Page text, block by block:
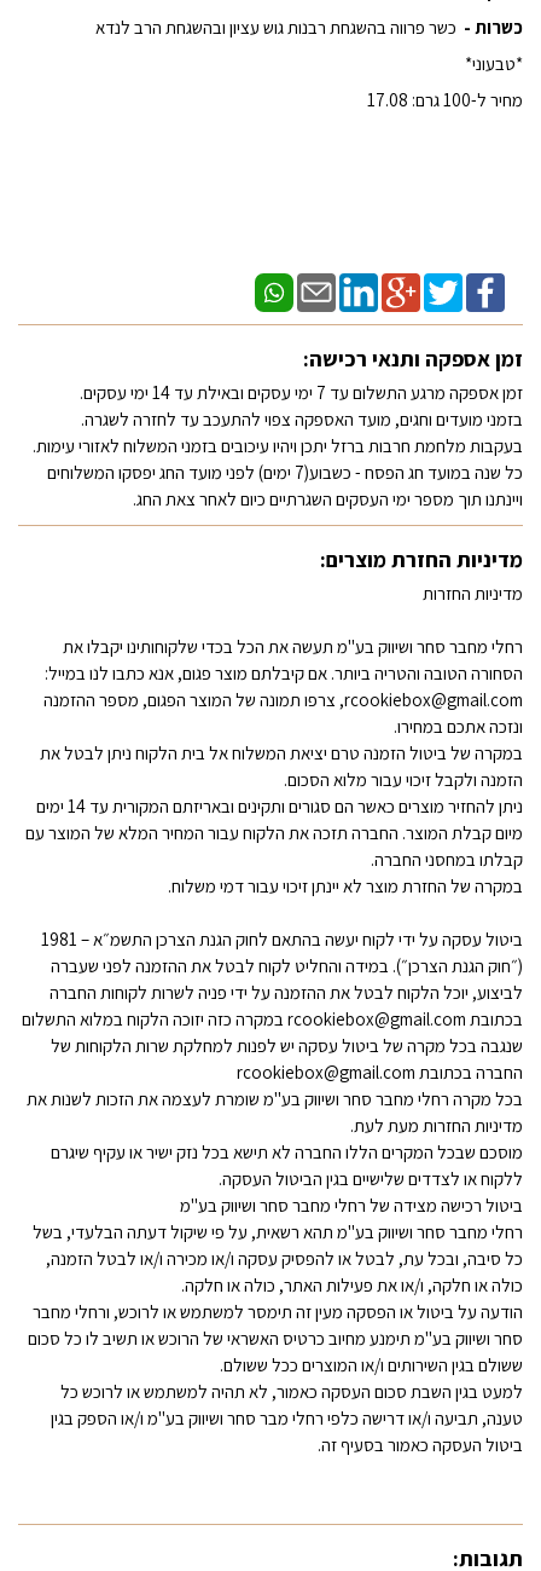
כשרות - כשר פרווה בהשגחת רבנות גוש עציון ובהשגחת הרב לנדא
*טבעוני*
מחיר ל-100 גרם: 17.08
זמן אספקה ותנאי רכישה:
זמן אספקה מרגע התשלום עד 7 ימי עסקים ובאילת עד 14 ימי עסקים.
בזמני מועדים וחגים, מועד האספקה צפוי להתעכב עד לחזרה לשגרה.
בעקבות מלחמת חרבות ברזל יתכן ויהיו עיכובים בזמני המשלוח לאזורי עימות.
כל שנה במועד חג הפסח - כשבוע(7 ימים) לפני מועד החג יפסקו המשלוחים
ויינתנו תוך מספר ימי העסקים השגרתיים כיום לאחר צאת החג.
מדיניות החזרת מוצרים:
מדיניות החזרות
רחלי מחבר סחר ושיווק בע"מ תעשה את הכל בכדי שלקוחותינו יקבלו את
הסחורה הטובה והטריה ביותר. אם קיבלתם מוצר פגום, אנא כתבו לנו במייל:
rcookiebox@gmail.com, צרפו תמונה של המוצר הפגום, מספר ההזמנה
ונזכה אתכם במחירו.
במקרה של ביטול הזמנה טרם יציאת המשלוח אל בית הלקוח ניתן לבטל את
הזמנה ולקבל זיכוי עבור מלוא הסכום.
ניתן להחזיר מוצרים כאשר הם סגורים ותקינים ובאריזתם המקורית עד 14 ימים
מיום קבלת המוצר. החברה תזכה את הלקוח עבור המחיר המלא של המוצר עם
קבלתו במחסני החברה.
במקרה של החזרת מוצר לא יינתן זיכוי עבור דמי משלוח.
ביטול עסקה על ידי לקוח יעשה בהתאם לחוק הגנת הצרכן התשמ״א – 1981
(״חוק הגנת הצרכן״). במידה והחליט לקוח לבטל את ההזמנה לפני שעברה
לביצוע, יוכל הלקוח לבטל את ההזמנה על ידי פניה לשרות לקוחות החברה
בכתובת rcookiebox@gmail.com במקרה כזה יזוכה הלקוח במלוא התשלום
שנגבה בכל מקרה של ביטול עסקה יש לפנות למחלקת שרות הלקוחות של
החברה בכתובת rcookiebox@gmail.com
בכל מקרה רחלי מחבר סחר ושיווק בע"מ שומרת לעצמה את הזכות לשנות את
מדיניות החזרות מעת לעת.
מוסכם שבכל המקרים הללו החברה לא תישא בכל נזק ישיר או עקיף שיגרם
ללקוח או לצדדים שלישיים בגין הביטול העסקה.
ביטול רכישה מצידה של רחלי מחבר סחר ושיווק בע"מ
רחלי מחבר סחר ושיווק בע"מ תהא רשאית, על פי שיקול דעתה הבלעדי, בשל
כל סיבה, ובכל עת, לבטל או להפסיק עסקה ו/או מכירה ו/או לבטל הזמנה,
כולה או חלקה, ו/או את פעילות האתר, כולה או חלקה.
הודעה על ביטול או הפסקה מעין זה תימסר למשתמש או לרוכש, ורחלי מחבר
סחר ושיווק בע"מ תימנע מחיוב כרטיס האשראי של הרוכש או תשיב לו כל סכום
ששולם בגין השירותים ו/או המוצרים ככל ששולם.
למעט בגין השבת סכום העסקה כאמור, לא תהיה למשתמש או לרוכש כל
טענה, תביעה ו/או דרישה כלפי רחלי מבר סחר ושיווק בע"מ ו/או הספק בגין
ביטול העסקה כאמור בסעיף זה.
תגובות: